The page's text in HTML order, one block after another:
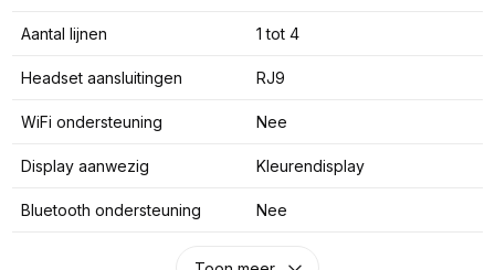
Aantal lijnen 1 tot 4
Headset aansluitingen RJ9
WiFi ondersteuning Nee
Display aanwezig Kleurendisplay
Bluetooth ondersteuning Nee